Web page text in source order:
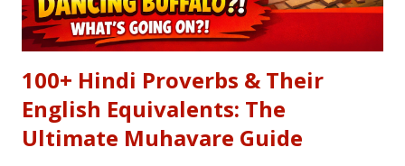
100+ Hindi Proverbs & Their
English Equivalents: The
Ultimate Muhavare Guide